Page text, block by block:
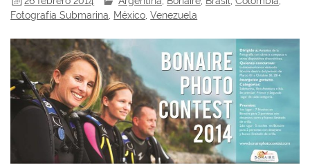
Fotografía Submarina
México ,Venezuela